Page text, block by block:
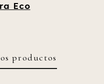
Eco
productos